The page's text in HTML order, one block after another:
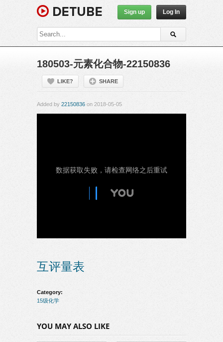
Sign up Log In
180503-元素化合物-22150836
LIKE? SHARE
Added by 22150836 on 2018-05-05
互评量表
Category:
15级化学
YOU MAY ALSO LIKE